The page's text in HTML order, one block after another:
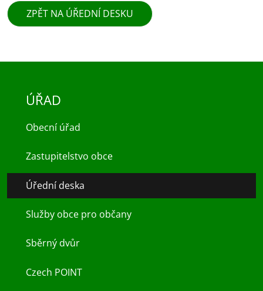
ZPĚT NA ÚŘEDNÍ DESKU
ÚŘAD
Obecní úřad
Zastupitelstvo obce
Úřední deska
Služby obce pro občany
Sběrný dvůr
Czech POINT